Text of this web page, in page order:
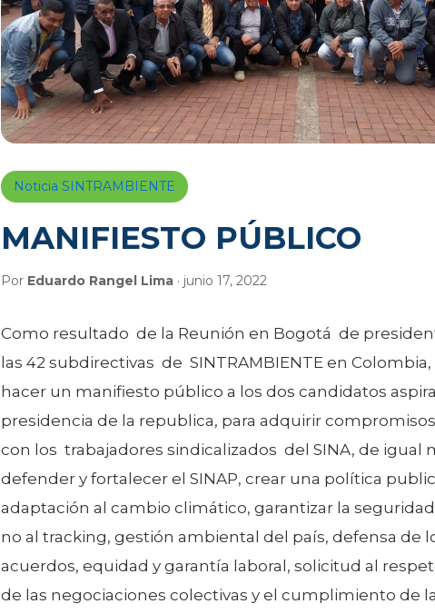
Noticia SINTRAMBIENTE
MANIFIESTO PÚBLICO
Por Eduardo Rangel Lima · junio 17, 2022
Como resultado de la Reunión en Bogotá de
las 42 subdirectivas de SINTRAMBIENTE en
hacer un manifiesto público a los dos candidatos
presidencia de la republica, para adquirir
con los trabajadores sindicalizados del SINA, de igual
defender y fortalecer el SINAP, crear una política
adaptación al cambio climático, garantizar la
no al tracking, gestión ambiental del país, defensa de
acuerdos, equidad y garantía laboral, solicitud al
de las negociaciones colectivas y el cumplimiento de